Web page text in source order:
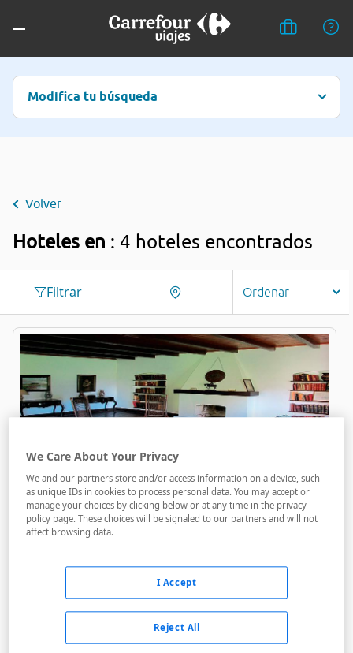
Modifica tu búsqueda
Volver
Hoteles en : 4 hoteles encontrados
Filtrar
Estancia La Portena
A menos de 8,2 Km
Acceso personas con movilidad reducida
We Care About Your Privacy
We and our partners store and/or access information on a device, such
as unique IDs in cookies to process personal data. You may accept or
manage your choices by clicking below or at any time in the privacy
policy page. These choices will be signaled to our partners and will not
affect browsing data.
Reject All
I Accept